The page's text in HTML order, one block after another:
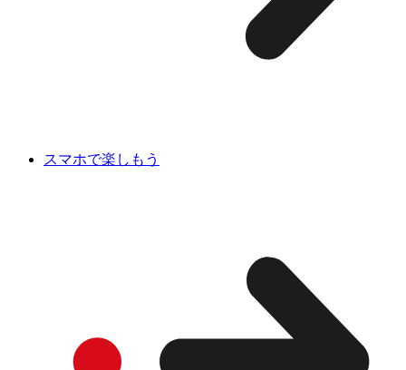
スマホで楽しもう